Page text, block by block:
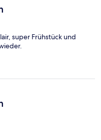
super Frühstück und